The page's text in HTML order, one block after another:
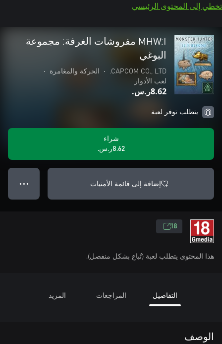
تخطي إلى المحتوى الرئيسي
MHW:I مفروشات الغرفة: مجموعة
البوغي
CAPCOM CO., LTD.
• الحركة والمغامرة
•
لعب الأدوار
‪ر.س.‏‎8.62‬
يتطلب توفر لعبة
شراء
‪ر.س.‏‎8.62‬
إضافة إلى قائمة الأمنيات ● ● ●
18
هذا المحتوى يتطلب لعبة (تُباع بشكل منفصل).
التفاصيل المراجعات المزيد
الوصف